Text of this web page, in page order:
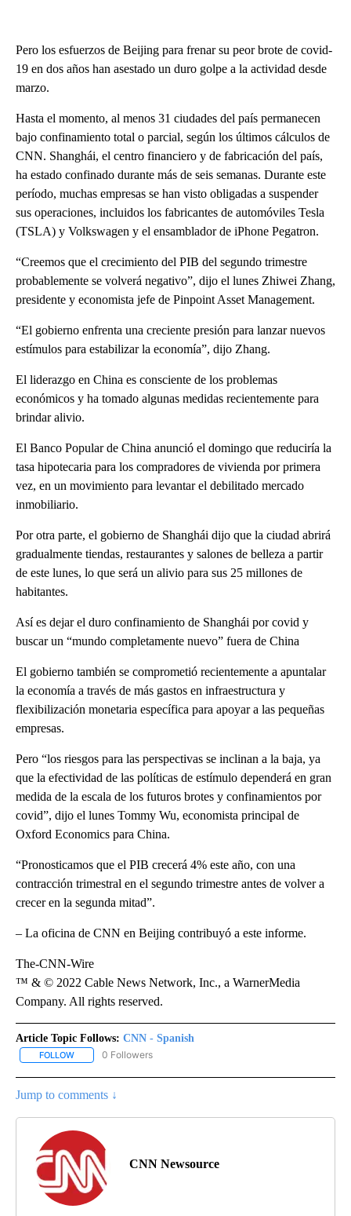
Pero los esfuerzos de Beijing para frenar su peor brote de covid-
19 en dos años han asestado un duro golpe a la actividad desde
marzo.
Hasta el momento, al menos 31 ciudades del país permanecen
bajo confinamiento total o parcial, según los últimos cálculos de
CNN. Shanghái, el centro financiero y de fabricación del país,
ha estado confinado durante más de seis semanas. Durante este
período, muchas empresas se han visto obligadas a suspender
sus operaciones, incluidos los fabricantes de automóviles Tesla
(TSLA) y Volkswagen y el ensamblador de iPhone Pegatron.
“Creemos que el crecimiento del PIB del segundo trimestre
probablemente se volverá negativo”, dijo el lunes Zhiwei Zhang,
presidente y economista jefe de Pinpoint Asset Management.
“El gobierno enfrenta una creciente presión para lanzar nuevos
estímulos para estabilizar la economía”, dijo Zhang.
El liderazgo en China es consciente de los problemas
económicos y ha tomado algunas medidas recientemente para
brindar alivio.
El Banco Popular de China anunció el domingo que reduciría la
tasa hipotecaria para los compradores de vivienda por primera
vez, en un movimiento para levantar el debilitado mercado
inmobiliario.
Por otra parte, el gobierno de Shanghái dijo que la ciudad abrirá
gradualmente tiendas, restaurantes y salones de belleza a partir
de este lunes, lo que será un alivio para sus 25 millones de
habitantes.
Así es dejar el duro confinamiento de Shanghái por covid y
buscar un “mundo completamente nuevo” fuera de China
El gobierno también se comprometió recientemente a apuntalar
la economía a través de más gastos en infraestructura y
flexibilización monetaria específica para apoyar a las pequeñas
empresas.
Pero “los riesgos para las perspectivas se inclinan a la baja, ya
que la efectividad de las políticas de estímulo dependerá en gran
medida de la escala de los futuros brotes y confinamientos por
covid”, dijo el lunes Tommy Wu, economista principal de
Oxford Economics para China.
“Pronosticamos que el PIB crecerá 4% este año, con una
contracción trimestral en el segundo trimestre antes de volver a
crecer en la segunda mitad”.
– La oficina de CNN en Beijing contribuyó a este informe.
The-CNN-Wire
™ & © 2022 Cable News Network, Inc., a WarnerMedia
Company. All rights reserved.
Article Topic Follows: CNN - Spanish
FOLLOW FOLLOW "CNN - SPANISH" TO RECEIVE NOTIFICATIONS ABOUT
0 Followers
Jump to comments ↓
CNN Newsource